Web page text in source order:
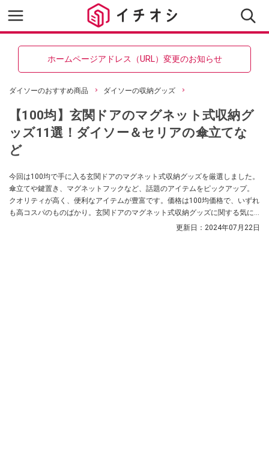
ホームページアドレス（URL）変更のお知らせ
ダイソーのおすすめ商品 ダイソーの収納グッズ
【100均】玄関ドアのマグネット式収納グ
ッズ11選！ダイソー＆セリアの傘立てな
ど
今回は100均で手に入る玄関ドアのマグネット式収納グッズを厳選しました。
傘立てや鍵置き、マグネットフックなど、話題のアイテムをピックアップ。
クオリティが高く、便利なアイテムが豊富です。価格は100均価格で、いずれ
も高コスパのものばかり。玄関ドアのマグネット式収納グッズに関する気に
更新日： 2024年07月22日